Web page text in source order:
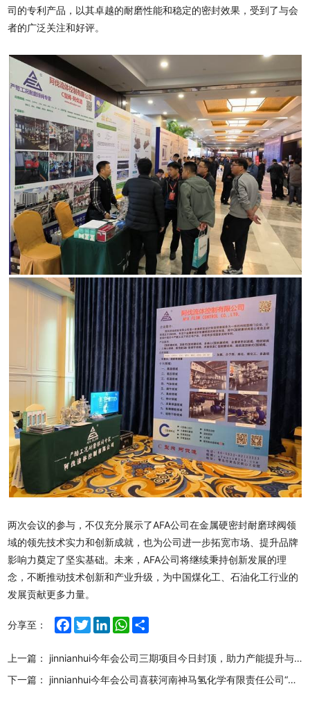
司的专利产品，以其卓越的耐磨性能和稳定的密封效果，受到了与会
者的广泛关注和好评。
两次会议的参与，不仅充分展示了AFA公司在金属硬密封耐磨球阀领
域的领先技术实力和创新成就，也为公司进一步拓宽市场、提升品牌
影响力奠定了坚实基础。未来，AFA公司将继续秉持创新发展的理
念，不断推动技术创新和产业升级，为中国煤化工、石油化工行业的
发展贡献更多力量。
分享至： Facebook
TwitterLinkedInWhatsApp
Share
上一篇： jinnianhui今年会公司三期项目今日封顶，助力产能提升与行业地位巩固
下一篇： jinnianhui今年会公司喜获河南神马氢化学有限责任公司“优秀制造商”荣誉